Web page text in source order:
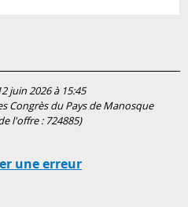
juin 2026 à 15:45
Congrès du Pays de Manosque
l'offre : 724885)
une erreur